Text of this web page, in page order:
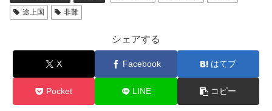
途上国
非難
シェアする
X Facebook はてブ
Pocket LINE コピー